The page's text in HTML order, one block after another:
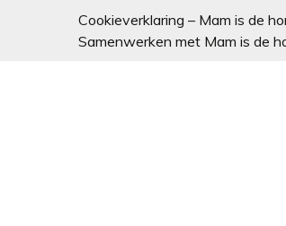
Cookieverklaring – Mam is de
Samenwerken met Mam is de